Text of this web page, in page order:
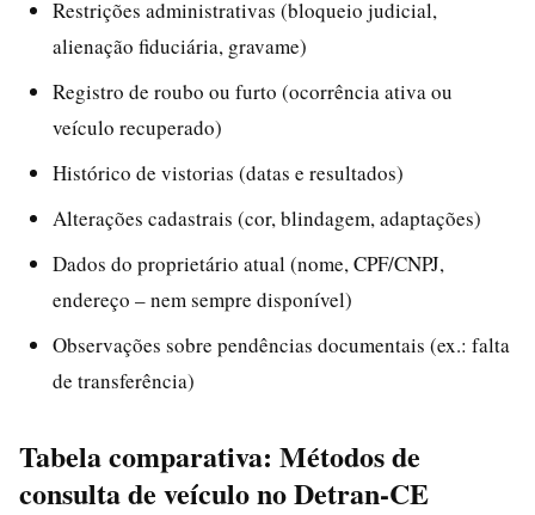
Restrições administrativas (bloqueio judicial,
alienação fiduciária, gravame)
Registro de roubo ou furto (ocorrência ativa ou
veículo recuperado)
Histórico de vistorias (datas e resultados)
Alterações cadastrais (cor, blindagem, adaptações)
Dados do proprietário atual (nome, CPF/CNPJ,
endereço – nem sempre disponível)
Observações sobre pendências documentais (ex.: falta
de transferência)
Tabela comparativa: Métodos de
consulta de veículo no Detran-CE